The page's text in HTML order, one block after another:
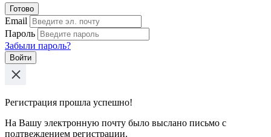
Готово
Email
Пароль
Забыли пароль?
Войти
Регистрация прошла успешно!
На Вашу электронную почту было выслано письмо с
подтвеждением регистрации.